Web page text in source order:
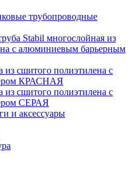
трубопроводные
Stabil многослойная из
с алюминиевым барьерным
из сшитого полиэтилена с
КРАСНАЯ
из сшитого полиэтилена с
СЕРАЯ
и аксессуары